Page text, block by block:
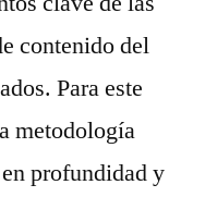
contenido del
Para este
metodología
profundidad y